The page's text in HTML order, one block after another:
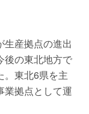
生産拠点の進出
後の東北地方で
。東北6県を主
業拠点として運